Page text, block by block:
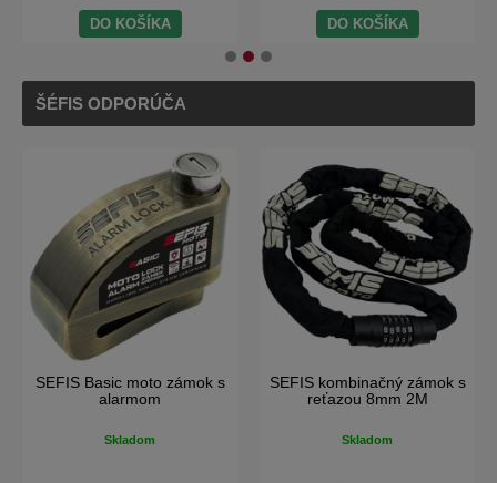
DO KOŠÍKA DO KOŠÍKA
ŠÉFIS ODPORÚČA
SEFIS RCX moto batoh
SEFIS Sport taška 2v1 na
motocykel
Skladom